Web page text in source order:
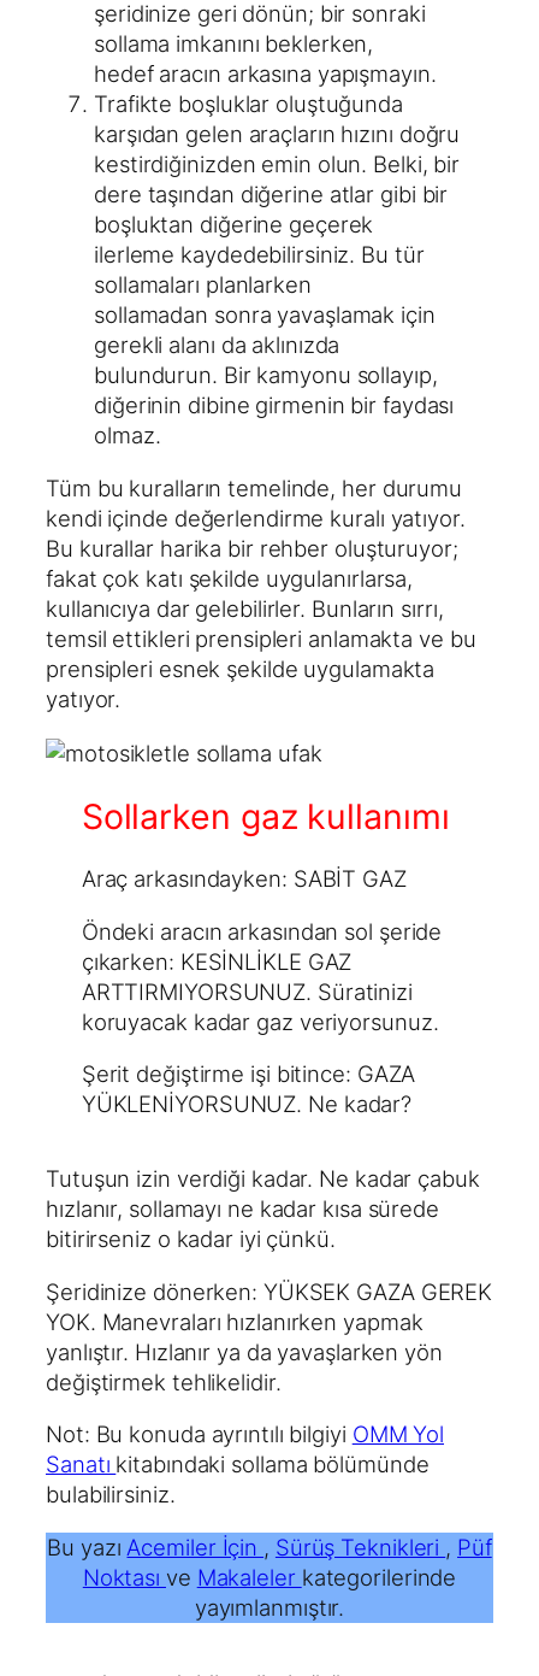
şeridinize geri dönün; bir sonraki
sollama imkanını beklerken,
hedef aracın arkasına yapışmayın.
Trafikte boşluklar oluştuğunda
karşıdan gelen araçların hızını doğru
kestirdiğinizden emin olun. Belki, bir
dere taşından diğerine atlar gibi bir
boşluktan diğerine geçerek
ilerleme kaydedebilirsiniz. Bu tür
sollamaları planlarken
sollamadan sonra yavaşlamak için
gerekli alanı da aklınızda
bulundurun. Bir kamyonu sollayıp,
diğerinin dibine girmenin bir faydası
olmaz.
Tüm bu kuralların temelinde, her durumu
kendi içinde değerlendirme kuralı yatıyor.
Bu kurallar harika bir rehber oluşturuyor;
fakat çok katı şekilde uygulanırlarsa,
kullanıcıya dar gelebilirler. Bunların sırrı,
temsil ettikleri prensipleri anlamakta ve bu
prensipleri esnek şekilde uygulamakta
yatıyor.
Sollarken gaz kullanımı
Araç arkasındayken: SABİT GAZ
Öndeki aracın arkasından sol şeride
çıkarken: KESİNLİKLE GAZ
ARTTIRMIYORSUNUZ. Süratinizi
koruyacak kadar gaz veriyorsunuz.
Şerit değiştirme işi bitince: GAZA
YÜKLENİYORSUNUZ. Ne kadar?
Tutuşun izin verdiği kadar. Ne kadar çabuk
hızlanır, sollamayı ne kadar kısa sürede
bitirirseniz o kadar iyi çünkü.
Şeridinize dönerken: YÜKSEK GAZA GEREK
YOK. Manevraları hızlanırken yapmak
yanlıştır. Hızlanır ya da yavaşlarken yön
değiştirmek tehlikelidir.
Not: Bu konuda ayrıntılı bilgiyi OMM Yol
Sanatı kitabındaki sollama bölümünde
bulabilirsiniz.
Bu yazı Acemiler İçin , Sürüş Teknikleri , Püf
Noktası ve Makaleler kategorilerinde
yayımlanmıştır.